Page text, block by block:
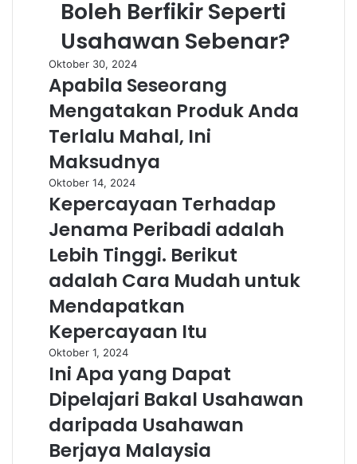
Boleh Berfikir Seperti
Usahawan Sebenar?
Oktober 30, 2024
Apabila Seseorang
Mengatakan Produk Anda
Terlalu Mahal, Ini
Maksudnya
Oktober 14, 2024
Kepercayaan Terhadap
Jenama Peribadi adalah
Lebih Tinggi. Berikut
adalah Cara Mudah untuk
Mendapatkan
Kepercayaan Itu
Oktober 1, 2024
Ini Apa yang Dapat
Dipelajari Bakal Usahawan
daripada Usahawan
Berjaya Malaysia